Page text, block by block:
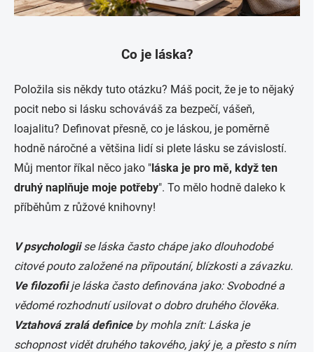
Co je láska?
Položila sis někdy tuto otázku? Máš pocit, že je to nějaký
pocit nebo si lásku schováváš za bezpečí, vášeň,
loajalitu? Definovat přesně, co je láskou, je poměrně
hodně náročné a většina lidí si plete lásku se závislostí.
Můj mentor říkal něco jako "láska je pro mě, když ten
druhý naplňuje moje potřeby". To mělo hodně daleko k
příběhům z růžové knihovny!
V psychologiise láska často chápe jako dlouhodobé
citové pouto založené na připoutání, blízkosti a závazku.
Ve filozofiije láska často definována jako: Svobodné a
vědomé rozhodnutí usilovat o dobro druhého člověka.
Vztahová zralá definiceby mohla znít: Láska je
schopnost vidět druhého takového, jaký je, a přesto s ním